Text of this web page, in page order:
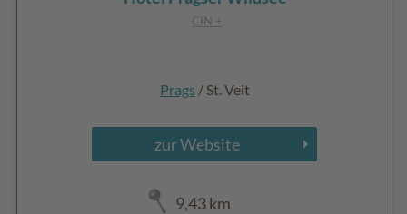
CIN +
Prags / St. Veit
zur Website
9,43 km